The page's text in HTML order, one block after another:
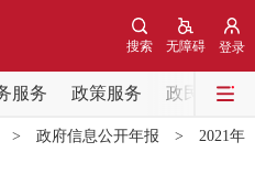
登录
无障碍
搜索
服务 政策服务 政民互动
信息 中央部委动态
政府信息公开年报 > 2021年